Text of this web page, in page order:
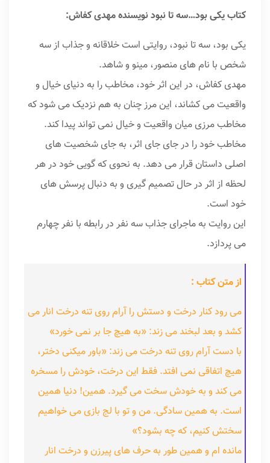
کتاب یکی بود…سه تا نبود نویسنده مهدی کفاش:
یکی بود، سه تا نبود، روایتی است خلاقانه و جذاب از سه
شخص با نام های منصور، مینو و شاهد.
مهدی کفاش، در این اثر خود، مخاطب را به دنیای خیال و
واقعیت می کشاند، این مرز چنان به هم نزدیک می شود که
مخاطب مرزی میان واقعیت و خیال نمی تواند پیدا کند.
مخاطب خود را در جای جای اثر، به جای شخصیت های
اصلی داستان قرار می دهد. به نحوی که گویی خود در هر
لحظه از اثر در حال تصمیم گیری و به دنبال پرسش های
خود است.
این روایت به ماجرای جذاب سه نفر در رابطه با نفر چهارم
می پردازد.
از متن کتاب :
می رود کنار درخت و دستش را آرام روی تنه درخت انار می
کشد و بعد لبخند می زند: «به هیچ جا بر نمی خورد»
با دست آرام روی تنه درخت می زند: «باور میکنی دختر،
هیچ اتفاقی نمی افتد. فقط این درخت، خودش را مسخره
می کند و به خودش سخت می گیرد. همین! دنیا همین
است. به همین سادگی. من و تو با لج بازی می خواهیم
سختش کنیم، که چه بشود؟»
مانده ام و همین طور به حرف های پیرزن و درخت انار